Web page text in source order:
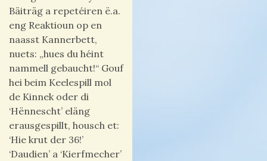
Bäiträg a repetéiren ë.a.
eng Reaktioun op en
naasst Kannerbett,
nuets: „hues du héint
nammell gebaucht!“ Gouf
hei beim Keelespill mol
de Kinnek oder di
‘Hënnescht’ eläng
erausgespillt, housch et:
‘Hie krut der 36!’
‘Daudien’ a ‘Kierfmecher’